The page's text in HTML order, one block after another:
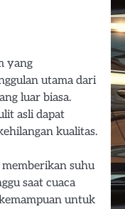
yang
utama dari
luar biasa.
asli dapat
kualitas.
suhu
saat cuaca
untuk